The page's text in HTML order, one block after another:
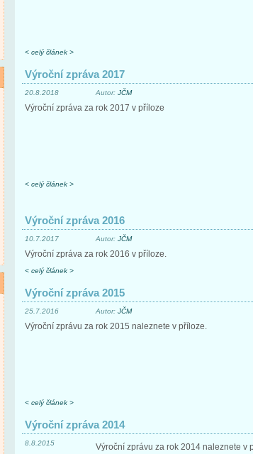
< celý článek >
Výroční zpráva 2017
20.8.2018 Autor: JČM
Výroční zpráva za rok 2017 v příloze
< celý článek >
Výroční zpráva 2016
10.7.2017 Autor: JČM
Výroční zpráva za rok 2016 v příloze.
< celý článek >
Výroční zpráva 2015
25.7.2016 Autor: JČM
Výroční zprávu za rok 2015 naleznete v příloze.
< celý článek >
Výroční zpráva 2014
8.8.2015 Výroční zprávu za rok 2014 naleznete v